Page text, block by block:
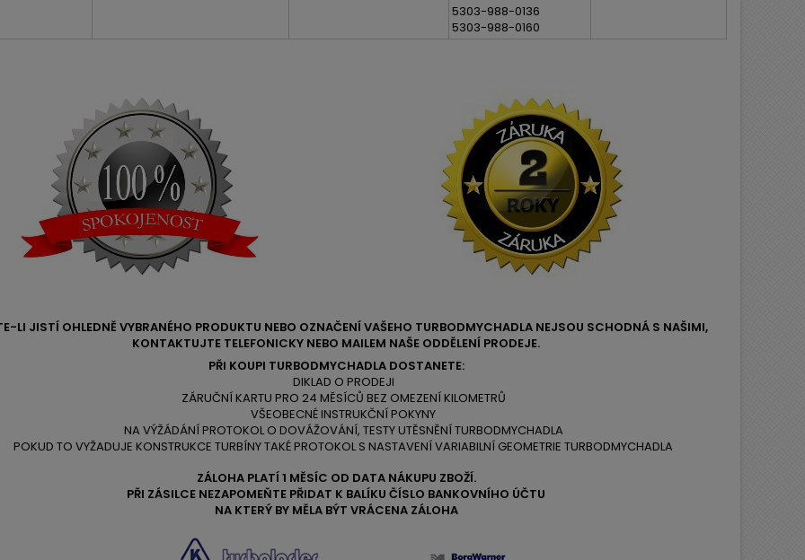
5303-988-0136
5303-988-0160
LI JISTÍ OHLEDNĚ VYBRANÉHO PRODUKTU NEBO OZNAČENÍ VAŠEHO TURBODMYCHADLA NEJSOU SCHODNÁ S NAŠIMI,
KONTAKTUJTE TELEFONICKY NEBO MAILEM NAŠE ODDĚLENÍ PRODEJE.
PŘI KOUPI TURBODMYCHADLA DOSTANETE:
DIKLAD O PRODEJI
ZÁRUČNÍ KARTU PRO 24 MĚSÍCŮ BEZ OMEZENÍ KILOMETRŮ
VŠEOBECNÉ INSTRUKČNÍ POKYNY
NA VÝŽÁDÁNÍ PROTOKOL O DOVÁŽOVÁNÍ, TESTY UTĚSNĚNÍ TURBODMYCHADLA
POKUD TO VYŽADUJE KONSTRUKCE TURBÍNY TAKÉ PROTOKOL S NASTAVENÍ VARIABILNÍ GEOMETRIE TURBODMYCHADLA
ZÁLOHA PLATÍ 1 MĚSÍC OD DATA NÁKUPU ZBOŽÍ.
PŘI ZÁSILCE NEZAPOMEŇTE PŘIDAT K BALÍKU ČÍSLO BANKOVNÍHO ÚČTU
NA KTERÝ BY MĚLA BÝT VRÁCENA ZÁLOHA